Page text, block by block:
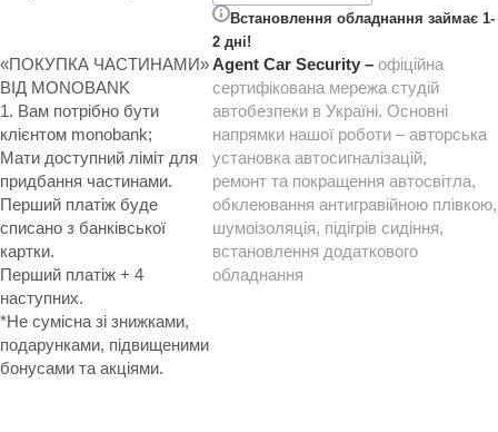
«ПОКУПКА ЧАСТИНАМИ»
ВІД MONOBANK
1. Вам потрібно бути
клієнтом monobank;
Мати доступний ліміт для
придбання частинами.
Перший платіж буде
списано з банківської
картки.
Перший платіж + 4
наступних.
*Не сумісна зі знижками,
подарунками, підвищеними
бонусами та акціями.
Встановлення обладнання займає 1-
2 дні!
Agent Car Security – офіційна
сертифікована мережа студій
автобезпеки в Україні. Основні
напрямки нашої роботи – авторська
установка автосигналізацій,
ремонт та покращення автосвітла,
обклеювання антигравійною плівкою,
шумоізоляція, підігрів сидіння,
встановлення додаткового
обладнання